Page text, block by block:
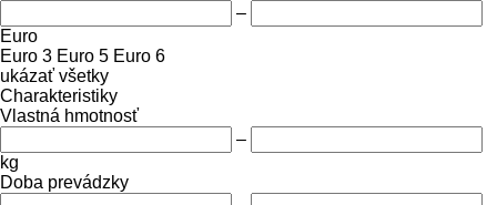
–
Euro
Euro 3 Euro 5 Euro 6
ukázať všetky
Charakteristiky
Vlastná hmotnosť
–
kg
Doba prevádzky